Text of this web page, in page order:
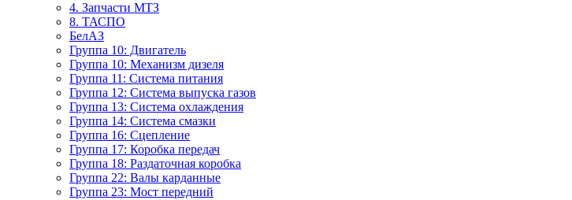
4. Запчасти МТЗ
8. ТАСПО
БелАЗ
Группа 10: Двигатель
Группа 10: Механизм дизеля
Группа 11: Система питания
Группа 12: Система выпуска газов
Группа 13: Система охлаждения
Группа 14: Система смазки
Группа 16: Сцепление
Группа 17: Коробка передач
Группа 18: Раздаточная коробка
Группа 22: Валы карданные
Группа 23: Мост передний